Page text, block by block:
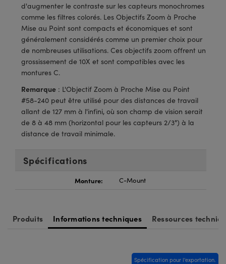
ou Coupleurs
de Poche ou à Mesure Directe
Gratings™
Optiques de SCHOTT
d'augmenter le contraste sur les capteurs monochromes
comme les filtres colorés. Les Objectifs Zoom à Proche
Mise au Point sont compacts et économiques et sont
généralement considérés comme un premier choix pour
de nombreuses utilisations. Ces objectifs zoom offrent un
grossissement de 10X et sont compatibles avec les
montures C.
Remarque : L'Objectif Zoom à Proche Mise au Point
#58-240 peut être utilisé pour des distances de travail
allant de 127 mm à l'infini, où son champ de vision serait
de 8 à 48 mm (horizontal pour les capteurs 2/3") à la
distance de travail minimale.
Spécifications
Monture: C-Mount
Produits Informations techniques Ressources
Spécification pour l'exportation.